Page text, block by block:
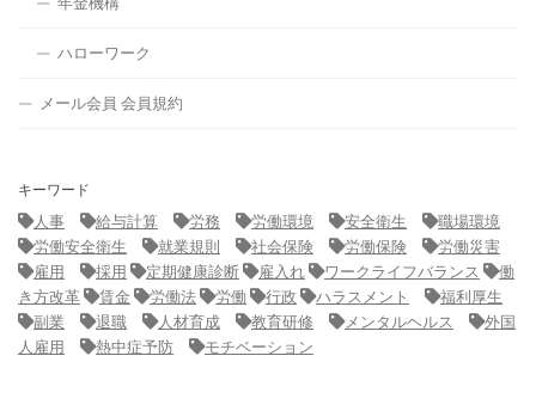
ハローワーク
メール会員 会員規約
キーワード
人事
給与計算 労務 労働環境 安全衛生
職場環境
労働安全衛生
就業規則 社会保険 労働保険
労働災害
雇用
採用 定期健康診断 雇入れ ワークライフバランス
働
き方改革
賃金 労働法 労働 行政 ハラスメント
福利厚生
副業
退職 人材育成 教育研修 メンタルヘルス
外国
人雇用
熱中症予防 モチベーション